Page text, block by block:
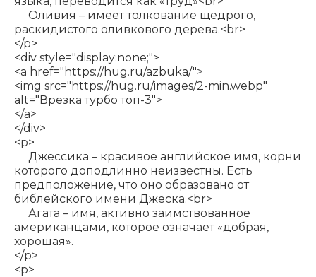
Оливия – имеет толкование щедрого,
раскидистого оливкового дерева.<br>
</p>
<div style="display:none;">
<a href=" https://hug.ru/azbuka/">
<img src=" https://hug.ru/images/2-min.webp"
alt="Врезка турбо топ-3">
</a>
</div>
<p>
Джессика – красивое английское имя, корни
которого доподлинно неизвестны. Есть
предположение, что оно образовано от
библейского имени Джеска.<br>
Агата – имя, активно заимствованное
американцами, которое означает «добрая,
хорошая».
</p>
<p>